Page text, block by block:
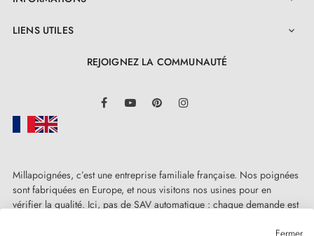
Retrouvez l'ensemble de nos modèles réunies dans
LIENS UTILES 
REJOIGNEZ LA COMMUNAUTÉ
FacebookYouTube Pinterest
Millapoignées, c’est une entreprise familiale française. Nos poignées
sont fabriquées en Europe, et nous visitons nos usines pour en
vérifier la qualité. Ici, pas de SAV automatique : chaque demande est
Fermer